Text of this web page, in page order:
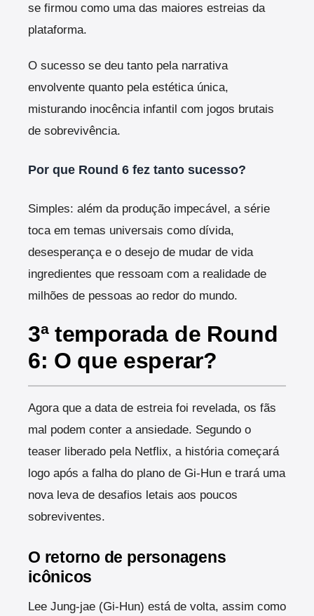
se firmou como uma das maiores estreias da
plataforma.
O sucesso se deu tanto pela narrativa
envolvente quanto pela estética única,
misturando inocência infantil com jogos brutais
de sobrevivência.
Por que Round 6 fez tanto sucesso?
Simples: além da produção impecável, a série
toca em temas universais como dívida,
desesperança e o desejo de mudar de vida
ingredientes que ressoam com a realidade de
milhões de pessoas ao redor do mundo.
3ª temporada de Round
6: O que esperar?
Agora que a data de estreia foi revelada, os fãs
mal podem conter a ansiedade. Segundo o
teaser liberado pela Netflix, a história começará
logo após a falha do plano de Gi-Hun e trará uma
nova leva de desafios letais aos poucos
sobreviventes.
O retorno de personagens
icônicos
Lee Jung-jae (Gi-Hun) está de volta, assim como